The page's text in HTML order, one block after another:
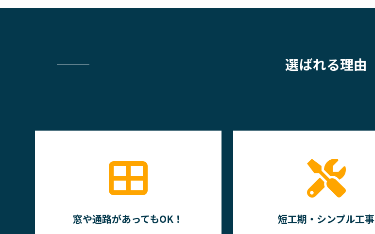
選ばれる理由
窓や通路があってもOK！ 短工期・シンプル工事